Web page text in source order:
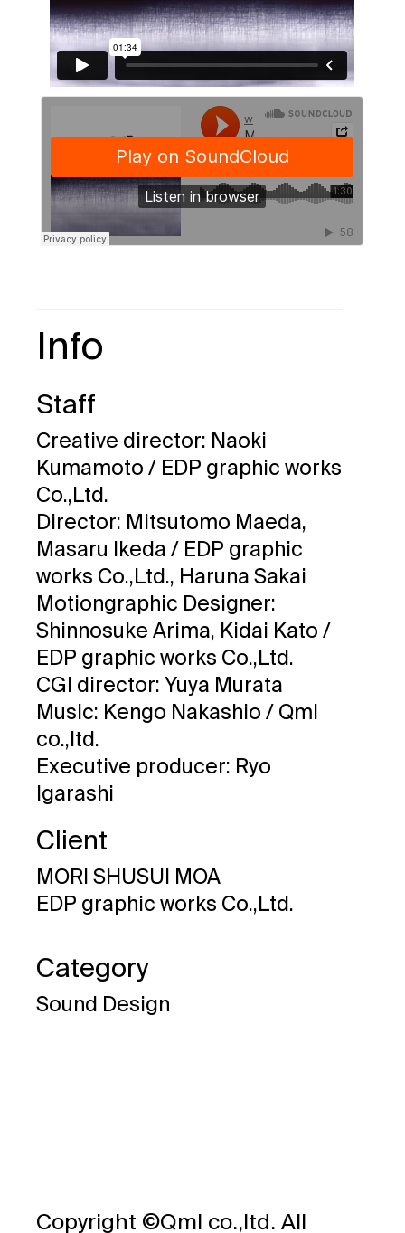
Info
Staff
Creative director: Naoki
Kumamoto / EDP graphic works
Co.,Ltd.
Director: Mitsutomo Maeda,
Masaru Ikeda / EDP graphic
works Co.,Ltd., Haruna Sakai
Motiongraphic Designer:
Shinnosuke Arima, Kidai Kato /
EDP graphic works Co.,Ltd.
CGI director: Yuya Murata
Music: Kengo Nakashio / Qml
co.,ltd.
Executive producer: Ryo
Igarashi
Client
MORI SHUSUI MOA
EDP graphic works Co.,Ltd.
Category
Sound Design
Copyright ©Qml co.,ltd. All